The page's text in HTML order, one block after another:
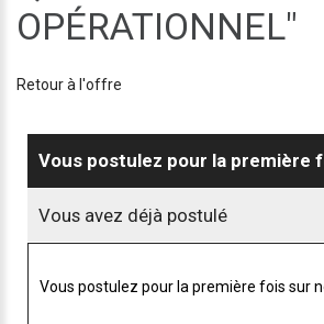
OPÉRATIONNEL"
Retour à l'offre
Vous postulez pour la première
Vous avez déjà postulé
Vous postulez pour la première fois sur